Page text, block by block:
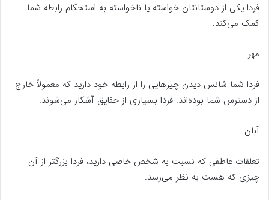
فردا یکی از دوستانتان خواسته یا ناخواسته به استحکام رابطه شما
کمک می‌کند.
مهر
فردا شما شانس دیدن چیزهایی را از رابطه خود دارید که معمولاً خارج
از دسترس شما بوده‌اند. فردا بسیاری از حقایق آشکار می‌شوند.
آبان
تعلقات عاطفی که نسبت به شخص خاصی دارید‌، فردا بزرگتر از آن
چیزی که هست به نظر می‌رسد.